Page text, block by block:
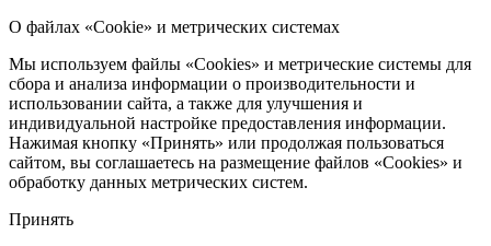
О файлах «Cookie» и метрических системах
Мы используем файлы «Cookies» и метрические системы для
сбора и анализа информации о производительности и
использовании сайта, а также для улучшения и
индивидуальной настройке предоставления информации.
Нажимая кнопку «Принять» или продолжая пользоваться
сайтом, вы соглашаетесь на размещение файлов «Cookies» и
обработку данных метрических систем.
Принять